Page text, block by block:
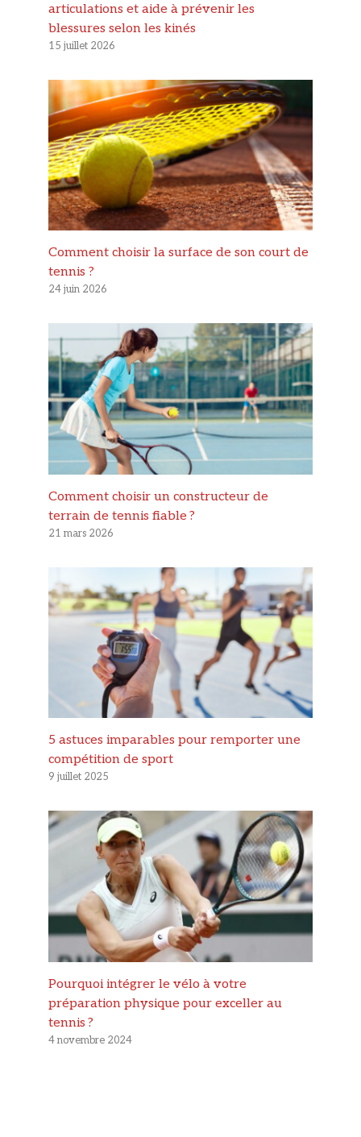
articulations et aide à prévenir les
blessures selon les kinés
15 juillet 2026
Comment choisir la surface de son court de
tennis ?
24 juin 2026
Comment choisir un constructeur de
terrain de tennis fiable ?
21 mars 2026
5 astuces imparables pour remporter une
compétition de sport
9 juillet 2025
Pourquoi intégrer le vélo à votre
préparation physique pour exceller au
tennis ?
4 novembre 2024